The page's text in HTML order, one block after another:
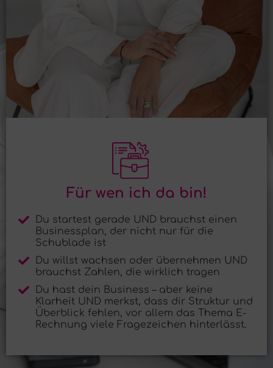
Für wen ich da bin!
Du startest gerade UND brauchst einen
Businessplan, der nicht nur für die
Schublade ist
Du willst wachsen oder übernehmen UND
brauchst Zahlen, die wirklich tragen
Du hast dein Business – aber keine
Klarheit UND merkst, dass dir Struktur und
Überblick fehlen, vor allem das Thema E-
Rechnung viele Fragezeichen hinterlässt.